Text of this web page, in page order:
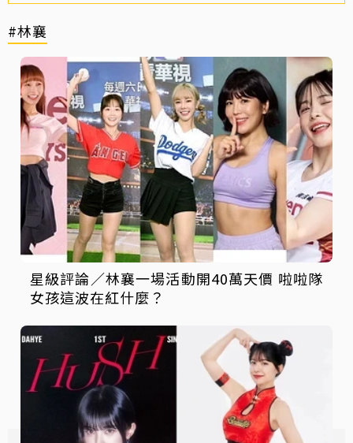
#林襄
星級評論／林襄一場活動開40萬天價 啦啦隊
女孩這波在紅什麼？